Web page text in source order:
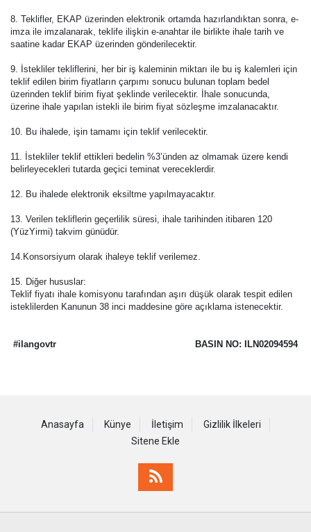
8. Teklifler, EKAP üzerinden elektronik ortamda hazırlandıktan sonra, e-
imza ile imzalanarak, teklife ilişkin e-anahtar ile birlikte ihale tarih ve
saatine kadar EKAP üzerinden gönderilecektir.
9. İstekliler tekliflerini, her bir iş kaleminin miktarı ile bu iş kalemleri için
teklif edilen birim fiyatların çarpımı sonucu bulunan toplam bedel
üzerinden teklif birim fiyat şeklinde verilecektir. İhale sonucunda,
üzerine ihale yapılan istekli ile birim fiyat sözleşme imzalanacaktır.
10. Bu ihalede, işin tamamı için teklif verilecektir.
11. İstekliler teklif ettikleri bedelin %3’ünden az olmamak üzere kendi
belirleyecekleri tutarda geçici teminat vereceklerdir.
12. Bu ihalede elektronik eksiltme yapılmayacaktır.
13. Verilen tekliflerin geçerlilik süresi, ihale tarihinden itibaren 120
(YüzYirmi) takvim günüdür.
14.Konsorsiyum olarak ihaleye teklif verilemez.
15. Diğer hususlar:
Teklif fiyatı ihale komisyonu tarafından aşırı düşük olarak tespit edilen
isteklilerden Kanunun 38 inci maddesine göre açıklama istenecektir.
#ilangovtr BASIN NO: ILN02094594
Anasayfa Künye İletişim
Gizlilik İlkeleri
Sitene Ekle